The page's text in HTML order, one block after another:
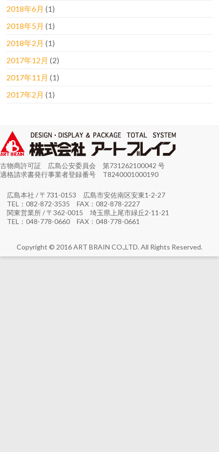
2018年6月 (1)
2018年5月 (1)
2018年2月 (1)
2017年12月 (2)
2017年11月 (1)
2017年2月 (1)
古物商許可証 広島公安委員会 第731262100042 号
適格請求書発行事業者登録番号 T8240001000190
広島本社 / 〒731-0153 広島市安佐南区安東1-2-27
TEL：082-872-3535 FAX：082-878-2227
関東営業所 / 〒362-0015 埼玉県上尾市緑丘2-11-21
TEL：048-778-0660 FAX：048-778-0661
Copyright © 2016 ART BRAIN CO.,LTD. All Rights Reserved.